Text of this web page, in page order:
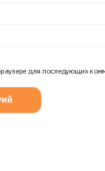
для последующих